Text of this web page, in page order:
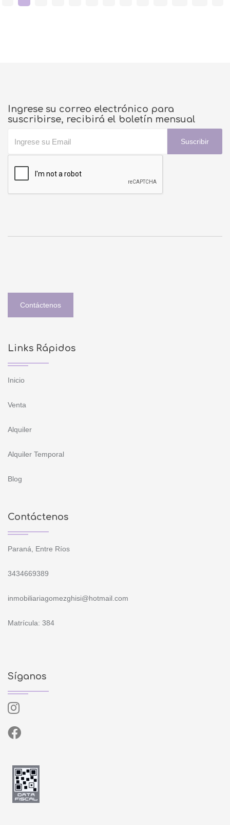
Ingrese su correo electrónico para
suscribirse, recibirá el boletín mensual
Suscribir
Contáctenos
Links Rápidos
Inicio
Venta
Alquiler
Alquiler Temporal
Blog
Contáctenos
Paraná, Entre Ríos
3434669389
inmobiliariagomezghisi@hotmail.com
Matrícula: 384
Síganos